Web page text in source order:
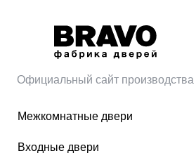
Официальный сайт производства
Межкомнатные двери
Входные двери